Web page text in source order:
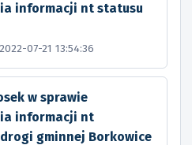
informacji nt statusu
07-21 13:54:36
w sprawie
informacji nt
gminnej Borkowice